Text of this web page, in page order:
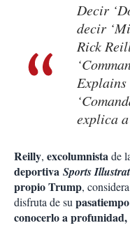
Decir
decir
Rick
Explains
explica a
Reilly, excolumnistade
deportiva Sports
propio Trump,
disfruta de su
conocerlo a profunidad,